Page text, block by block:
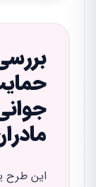
این طرح